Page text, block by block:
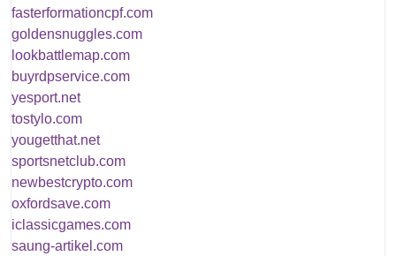
fasterformationcpf.com
goldensnuggles.com
lookbattlemap.com
buyrdpservice.com
yesport.net
tostylo.com
yougetthat.net
sportsnetclub.com
newbestcrypto.com
oxfordsave.com
iclassicgames.com
saung-artikel.com